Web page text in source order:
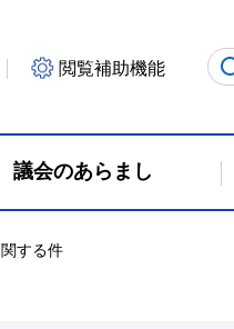
閲覧補助機能
議会のあらまし
する件